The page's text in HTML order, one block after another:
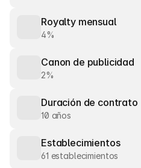
Royalty mensual
4%
Canon de publicidad
2%
Duración de contrato
10 años
Establecimientos
61 establecimientos